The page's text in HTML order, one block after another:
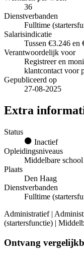
36
Dienstverbanden
Fulltime
Salarisindicatie
Tussen €3.246 en
Verantwoordelijk voor
Registreer en
klantcontact voor
Gepubliceerd op
27-08-2025
Extra
Status
Inactief
Opleidingsniveaus
Middelbare school
Plaats
Den Haag
Dienstverbanden
Fulltime
Administratief |
(startersfunctie) |
Ontvang